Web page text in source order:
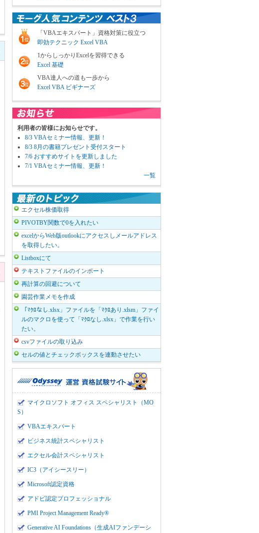
「VBAエキスパート」資格対策に役立つ
即効テクニック Excel VBA
1からしっかりExcelを習得できる
Excel 基礎
VBA達人への道も一歩から
Excel VBA ビギナーズ
利用者の皆様にお知らせです。
8/3 VBAセミナー情報、更新！
8/3 8月の書籍プレゼント受付スタート
7/6 おすすめサイトを更新しました
7/1 VBAセミナー情報、更新！
一覧
エクセル株価取得
PIVOTBY関数で0を入れたい
excelからWeb版outlookにアクセスしメールアドレス
を取得したい。
Listboxにて
テキストファイルのインポート
再計算の回避について
園芸作業メモを作成
「ﾏｸﾛなし.xlsx」ファイルを「ﾏｸﾛあり.xlsm」ファイ
ルのマクロを使って「ﾏｸﾛなし.xlsx」で作業を行い
たい。
csvファイルの取り込み
セルの値とチェックボックスを連動させたい
マイクロソフト オフィス スペシャリスト（MO
S）
VBAエキスパート
ビジネス統計スペシャリスト
エクセル会計スペシャリスト
IC3（アイシースリー）
Microsoft認定資格
アドビ認定プロフェッショナル
PMI Project Management Ready®
Generative AI Foundations（生成AIファンデーシ